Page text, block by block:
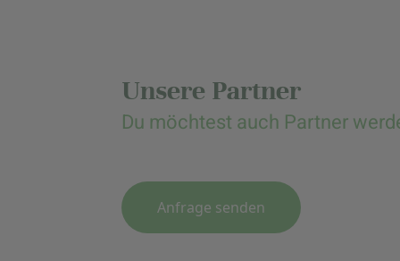
Unsere Partner
Du möchtest auch Partner
Anfrage senden